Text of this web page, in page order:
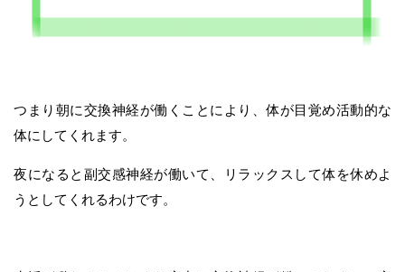
つまり朝に交換神経が働くことにより、体が目覚め活動的な
体にしてくれます。
夜になると副交感神経が働いて、リラックスして体を休めよ
うとしてくれるわけです。